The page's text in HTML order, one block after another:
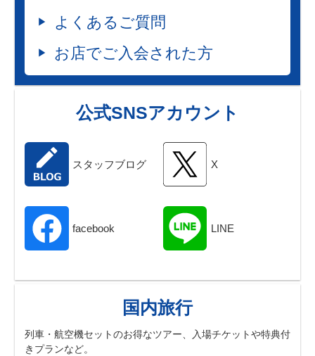
よくあるご質問
お店でご入会された方
公式SNSアカウント
スタッフブログ X
facebook LINE
国内旅行
列車・航空機セットのお得なツアー、入場チケットや特典付
きプランなど。